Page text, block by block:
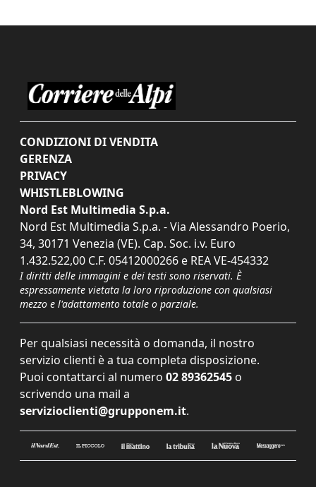
CONDIZIONI DI VENDITA
GERENZA
PRIVACY
WHISTLEBLOWING
Nord Est Multimedia S.p.a.
Nord Est Multimedia S.p.a. - Via Alessandro Poerio,
34, 30171 Venezia (VE). Cap. Soc. i.v. Euro
1.432.522,00 C.F. 05412000266 e REA VE-454332
I diritti delle immagini e dei testi sono riservati. È
espressamente vietata la loro riproduzione con qualsiasi
mezzo e l'adattamento totale o parziale.
Per qualsiasi necessità o domanda, il nostro
servizio clienti è a tua completa disposizione.
Puoi contattarci al numero 02 89362545 o
scrivendo una mail a
servizioclienti@grupponem.it.